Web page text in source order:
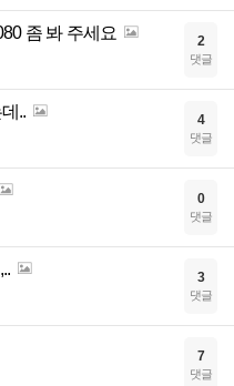
좀 봐 주세요 2
댓글
.. 4
댓글
0
댓글
3
댓글
7
댓글